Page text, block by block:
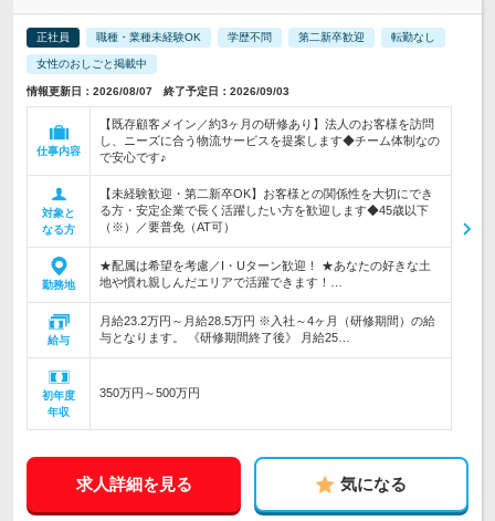
正社員 職種・業種未経験OK 学歴不問 第二新卒歓迎 転勤なし
女性のおしごと掲載中
情報更新日：2026/08/07 終了予定日：2026/09/03
仕事内容
【既存顧客メイン／約3ヶ月の研修あり】法人のお客様を訪問
し、ニーズに合う物流サービスを提案します◆チーム体制なの
で安心です♪
対象と
なる方
【未経験歓迎・第二新卒OK】お客様との関係性を大切にでき
る方・安定企業で長く活躍したい方を歓迎します◆45歳以下
（※）／要普免（AT可）
勤務地
★配属は希望を考慮／I・Uターン歓迎！ ★あなたの好きな土
地や慣れ親しんだエリアで活躍できます！…
給与
月給23.2万円～月給28.5万円 ※入社～4ヶ月（研修期間）の給
与となります。 《研修期間終了後》 月給25…
初年度
年収
350万円～500万円
求人詳細を見る 気になる